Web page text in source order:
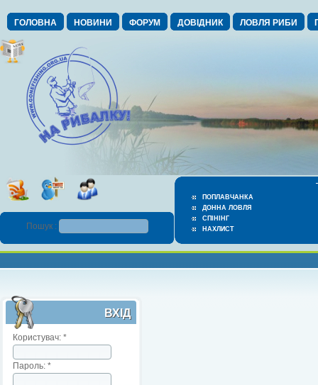
ГОЛОВНА НОВИНИ ФОРУМ ДОВІДНИК ЛОВЛЯ РИБИ
ПОПЛАВЧАНКА
ДОННА ЛОВЛЯ
СПІНІНГ
НАХЛИСТ
Пошук :
ВХІД
Користувач: *
Пароль: *